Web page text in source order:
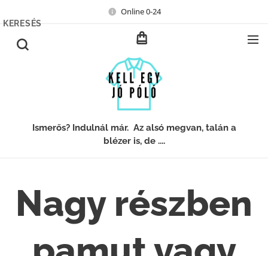
Online 0-24
Ismerős? Indulnál már. Az alsó megvan, talán a
blézer is, de ....
KERESÉS
Nagy részben